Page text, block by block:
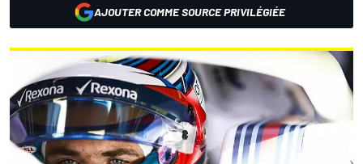
AJOUTER COMME SOURCE PRIVILÉGIÉE